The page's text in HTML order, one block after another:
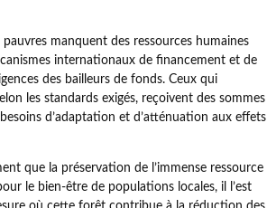
manquent des ressources humaines
internationaux de financement et de
des bailleurs de fonds. Ceux qui
les standards exigés, reçoivent des sommes
d’adaptation et d’atténuation aux effets
que la préservation de l’immense ressource
le bien-être de populations locales, il l’est